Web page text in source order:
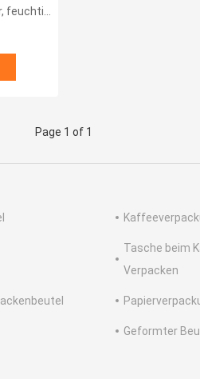
Widerstand
Page 1 of 1
Tasche beim
Verpacken
Geformter